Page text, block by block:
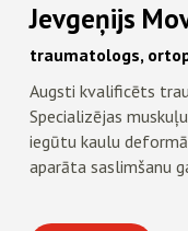
Jevgeņijs
traumatologs,
Augsti kvalificēts
Specializējas
iegūtu kaulu
aparāta saslimšanu